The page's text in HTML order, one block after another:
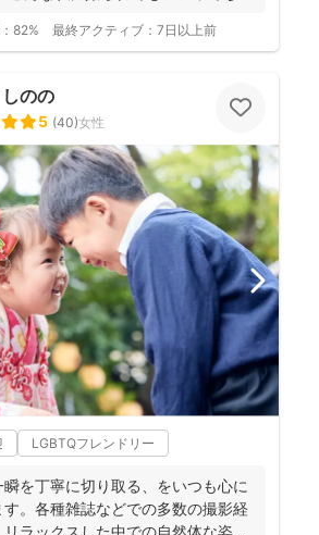
82% 最終アクティブ： 7日以上前
のの
5 (40)女性
LGBTQフレンドリー
を丁寧に切り取る、をいつも心に
。各種雑誌などでの多数の撮影経
ラックスした中での自然体な姿の